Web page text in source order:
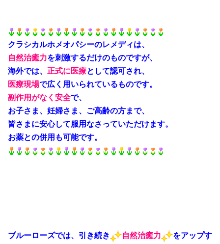
クラシカルホメオパシーのレメディは、
自然治癒力を刺激するだけのものですが、
海外では、 正式に 医療として認可され、
医療現場で広く用いられているものです。
副作用がなく安全で、
お子さま、妊婦さま、ご高齢の方まで、
皆さまに安心して服用なさっていただけます。
お薬との併用も可能です。
ブルーローズでは、引き続き 自然治癒力
をアップす